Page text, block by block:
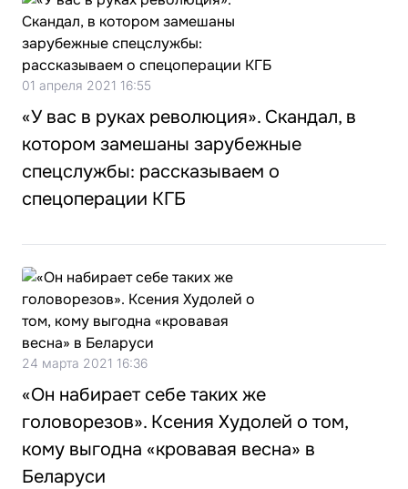
01 апреля 2021 16:55
«У вас в руках революция». Скандал, в
котором замешаны зарубежные
спецслужбы: рассказываем о
спецоперации КГБ
24 марта 2021 16:36
«Он набирает себе таких же
головорезов». Ксения Худолей о том,
кому выгодна «кровавая весна» в
Беларуси